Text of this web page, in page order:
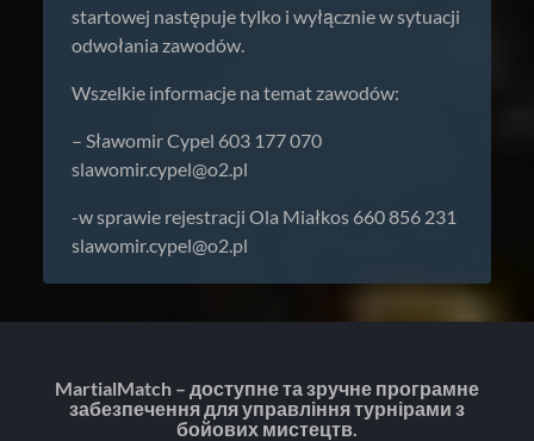
startowej następuje tylko i wyłącznie w sytuacji
odwołania zawodów.
Wszelkie informacje na temat zawodów:
– Sławomir Cypel 603 177 070
slawomir.cypel@o2.pl
-w sprawie rejestracji Ola Miałkos 660 856 231
slawomir.cypel@o2.pl
MartialMatch – доступне та зручне програмне
забезпечення для управління турнірами з
бойових мистецтв.